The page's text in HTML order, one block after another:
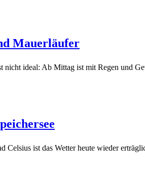
Mauerläufer
nicht ideal: Ab Mittag ist mit Regen und
Celsius ist das Wetter heute wieder